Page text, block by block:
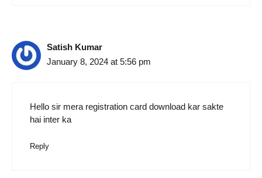
Satish Kumar
January 8, 2024 at 5:56 pm
Hello sir mera registration card download kar sakte
hai inter ka
Reply